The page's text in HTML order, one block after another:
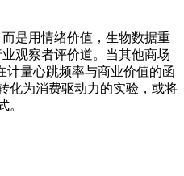
是用情绪价值，生物数据重
观察者评价道。当其他商场
量心跳频率与商业价值的函
为消费驱动力的实验，或将
。